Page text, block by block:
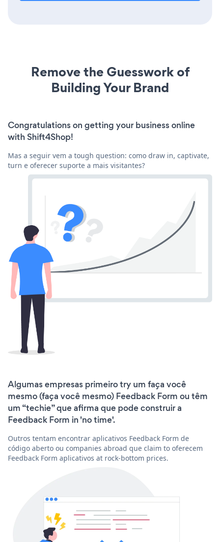
Remove the Guesswork of
Building Your Brand
Congratulations on getting your business online
with Shift4Shop!
Mas a seguir vem a tough question: como draw in, captivate,
turn e oferecer suporte a mais visitantes?
Algumas empresas primeiro try um faça você
mesmo (faça você mesmo) Feedback Form ou têm
um “techie” que afirma que pode construir a
Feedback Form in 'no time'.
Outros tentam encontrar aplicativos Feedback Form de
código aberto ou companies abroad que claim to oferecem
Feedback Form aplicativos at rock-bottom prices.